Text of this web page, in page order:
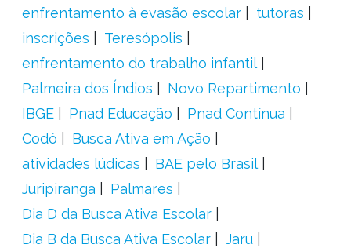
enfrentamento à evasão escolar
tutoras
inscrições
Teresópolis
enfrentamento do trabalho infantil
Palmeira dos Índios
Novo Repartimento
IBGE
Pnad Educação
Pnad Contínua
Codó
Busca Ativa em Ação
atividades lúdicas
BAE pelo Brasil
Juripiranga
Palmares
Dia D da Busca Ativa Escolar
Dia B da Busca Ativa Escolar
Jaru